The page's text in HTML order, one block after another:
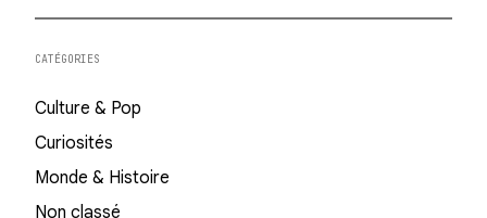
CATÉGORIES
Culture & Pop
Curiosités
Monde & Histoire
Non classé